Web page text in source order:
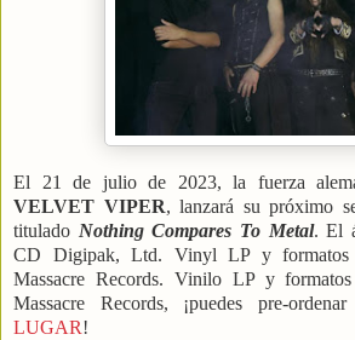
El 21 de julio de 2023, la fuerza
VELVET VIPER, lanzará su próximo
titulado Nothing Compares To Metal.El
CD Digipak, Ltd. Vinyl LP y formatos
Massacre Records. Vinilo LP y
Massacre Records, ¡puedes pre-
LUGAR!